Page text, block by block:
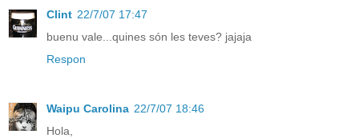
Clint 22/7/07 17:47
buenu vale...quines són les teves? jajaja
Respon
Waipu Carolina 22/7/07 18:46
Hola,